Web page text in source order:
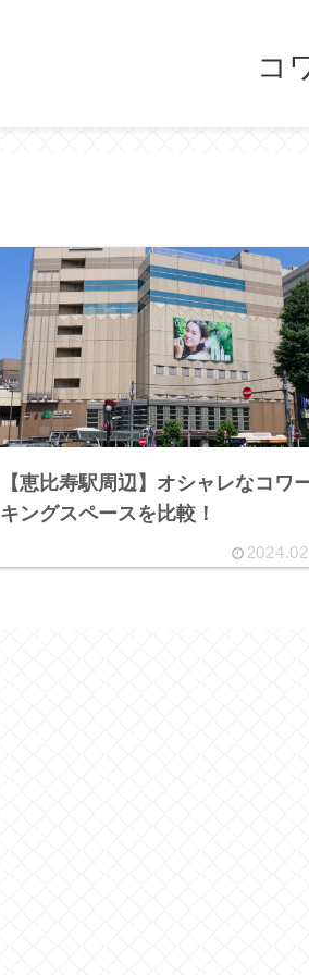
コ
【恵比寿駅周辺】オシャレなコワ
キングスペースを比較！